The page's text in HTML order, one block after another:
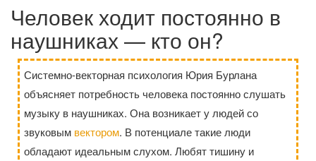
Человек ходит постоянно в
наушниках — кто он?
Системно-векторная психология Юрия Бурлана
объясняет потребность человека постоянно слушать
музыку в наушниках. Она возникает у людей со
звуковым вектором. В потенциале такие люди
обладают идеальным слухом. Любят тишину и